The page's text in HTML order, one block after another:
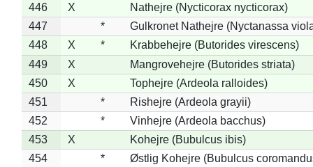
446
X
Nathejre (Nycticorax nycticorax)
447
*
Gulkronet Nathejre (Nyctanassa
448
X *
Krabbehejre (Butorides virescens)
449
X
Mangrovehejre (Butorides striata)
450
X
Tophejre (Ardeola ralloides)
451
*
Rishejre (Ardeola grayii)
452
*
Vinhejre (Ardeola bacchus)
453
X
Kohejre (Bubulcus ibis)
454
*
Østlig Kohejre (Bubulcus